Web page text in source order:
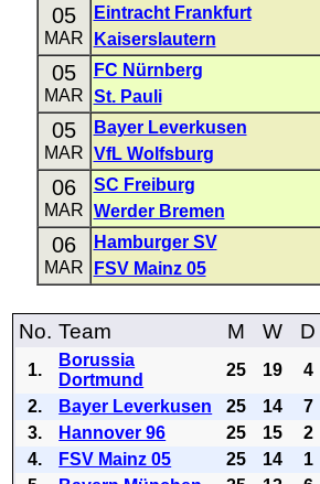
05
MAR
Eintracht Frankfurt
Kaiserslautern
05
MAR
FC Nürnberg
St. Pauli
05
MAR
Bayer Leverkusen
VfL Wolfsburg
06
MAR
SC Freiburg
Werder Bremen
06
MAR
Hamburger SV
FSV Mainz 05
No. Team M W D
1.
Borussia
Dortmund
25 19 4
2.
Bayer Leverkusen 25 14 7
3.
Hannover 96 25 15 2
4.
FSV Mainz 05 25 14 1